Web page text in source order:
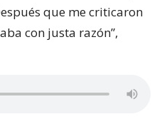
que me criticaron
con justa razón”,